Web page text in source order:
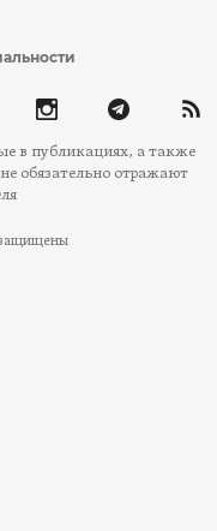
в публикациях, а также
обязательно отражают
защищены